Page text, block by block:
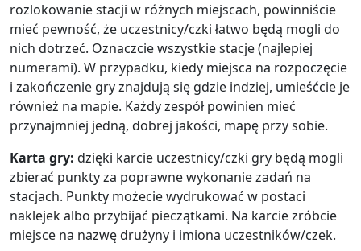
rozlokowanie stacji w różnych miejscach, powinniście
mieć pewność, że uczestnicy/czki łatwo będą mogli do
nich dotrzeć. Oznaczcie wszystkie stacje (najlepiej
numerami). W przypadku, kiedy miejsca na rozpoczęcie
i zakończenie gry znajdują się gdzie indziej, umieśćcie je
również na mapie. Każdy zespół powinien mieć
przynajmniej jedną, dobrej jakości, mapę przy sobie.
Karta gry: dzięki karcie uczestnicy/czki gry będą mogli
zbierać punkty za poprawne wykonanie zadań na
stacjach. Punkty możecie wydrukować w postaci
naklejek albo przybijać pieczątkami. Na karcie zróbcie
miejsce na nazwę drużyny i imiona uczestników/czek.